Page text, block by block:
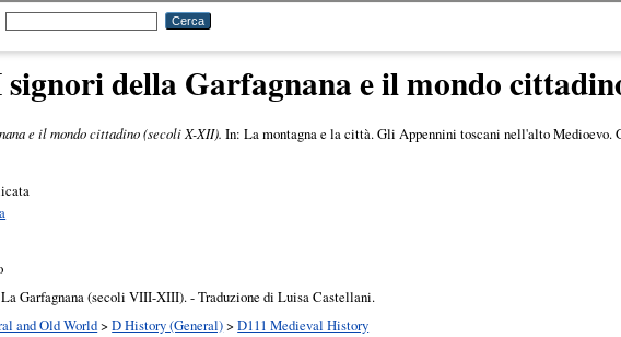
della Garfagnana e il mondo
e il mondo cittadino (secoli X-XII). In: La montagna e la città. Gli Appennini toscani nell'alto Medioevo.
Garfagnana (secoli VIII-XIII). - Traduzione di Luisa Castellani.
and Old World>D History (General)>D111 Medieval History